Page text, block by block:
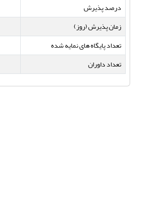
درصد پذیرش
زمان پذیرش (روز)
تعداد پایگاه های نمایه شده
تعداد داوران